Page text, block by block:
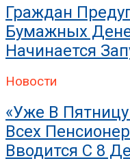
Граждан
Бумажных
Начинается
Новости
«Уже В
Всех
Вводится С 8